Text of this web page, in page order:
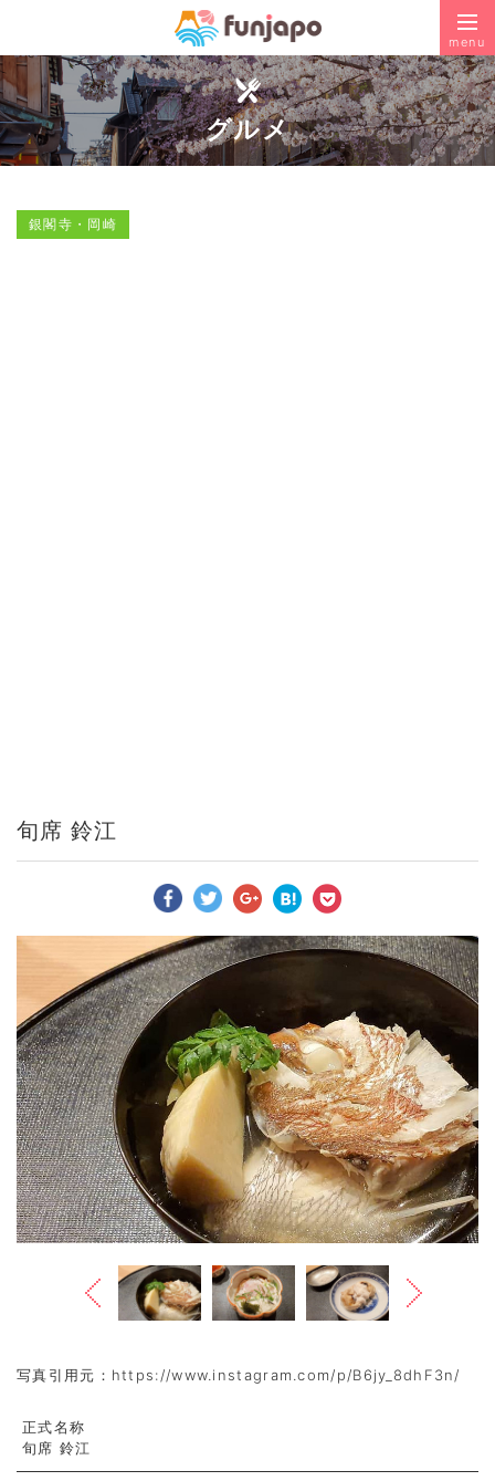
menu
グルメ
銀閣寺・岡崎
旬席 鈴江
Previous Next
写真引用元：https://www.instagram.com/p/B6jy_8dhF3n/
正式名称
旬席 鈴江